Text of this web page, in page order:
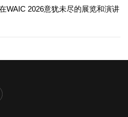
WAIC 2026意犹未尽的展览和演讲